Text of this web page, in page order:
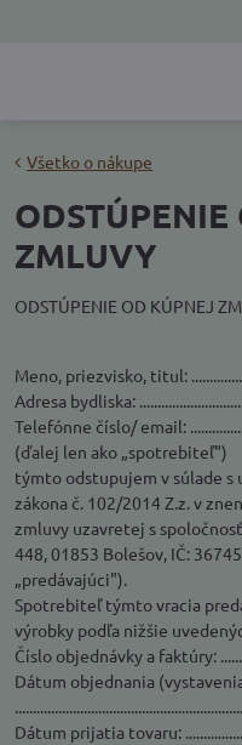
Všetko o nákupe
ZMLUVY
ODSTÚPENIE OD KÚPNEJ
Meno, priezvisko, titul:
Adresa bydliska:
Telefónne číslo/ email:
(ďalej len ako „spotrebiteľ")
týmto odstupujem v súlade s
zákona č. 102/2014 Z.z. v
zmluvy uzavretej s
448, 01853 Bolešov, IČ:
„predávajúci").
Spotrebiteľ týmto vracia
výrobky podľa nižšie
Číslo objednávky a faktúry:
Dátum objednania
Dátum prijatia tovaru: